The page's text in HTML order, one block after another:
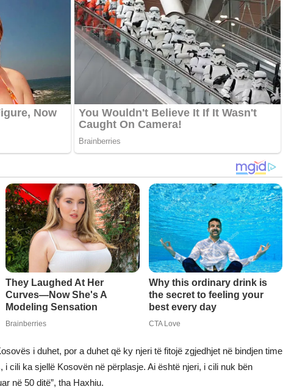
i duhet, por a duhet që ky njeri të fitojë zgjedhjet në bindjen time
cili ka sjellë Kosovën në përplasje. Ai është njeri, i cili nuk bën
në 50 ditë”, tha Haxhiu.